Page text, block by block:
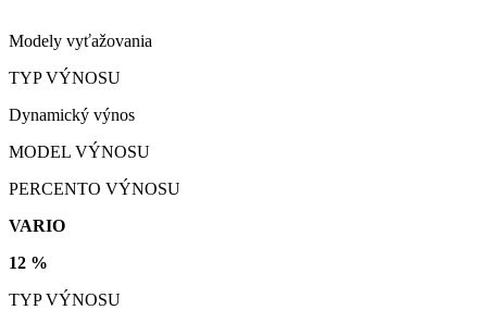
Modely vyťažovania
TYP VÝNOSU
Dynamický výnos
MODEL VÝNOSU
PERCENTO VÝNOSU
VARIO
12 %
TYP VÝNOSU